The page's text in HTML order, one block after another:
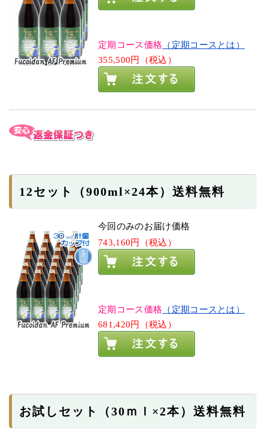
定期コース価格 （定期コースとは）
355,500円（税込）
12セット（900ml×24本）送料無料
今回のみのお届け価格
743,160円（税込）
定期コース価格 （定期コースとは）
681,420円（税込）
お試しセット（30ｍｌ×2本）送料無料